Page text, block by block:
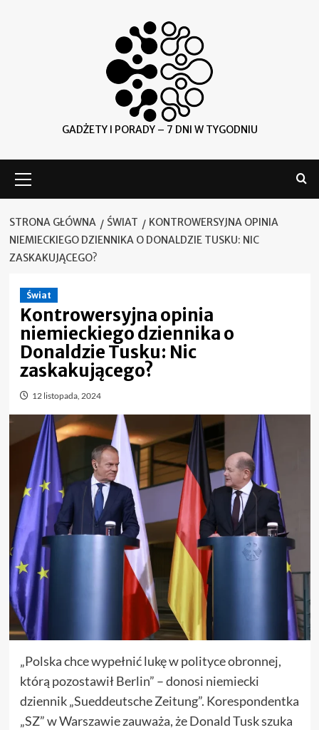
GADŻETY I PORADY – 7 DNI W TYGODNIU
główne
STRONA GŁÓWNA ŚWIAT
KONTROWERSYJNA OPINIA
NIEMIECKIEGO DZIENNIKA O DONALDZIE TUSKU: NIC
ZASKAKUJĄCEGO?
Świat
Kontrowersyjna opinia
niemieckiego dziennika o
Donaldzie Tusku: Nic
zaskakującego?
12 listopada, 2024
„Polska chce wypełnić lukę w polityce obronnej,
którą pozostawił Berlin” – donosi niemiecki
dziennik „Sueddeutsche Zeitung”. Korespondentka
„SZ” w Warszawie zauważa, że Donald Tusk szuka